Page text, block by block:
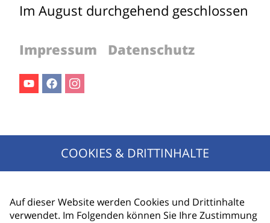
Im August durchgehend geschlossen
Impressum Datenschutz
Jetzt für den Newsletter anmelden!
COOKIES & DRITTINHALTE
Auf dieser Website werden Cookies und Drittinhalte
verwendet. Im Folgenden können Sie Ihre Zustimmung